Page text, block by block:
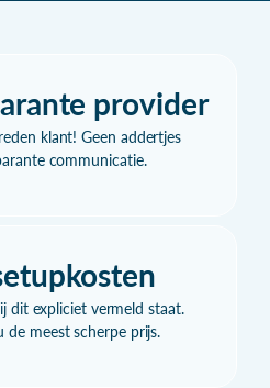
provider
klant! Geen addertjes
communicatie.
dit expliciet vermeld staat.
meest scherpe prijs.